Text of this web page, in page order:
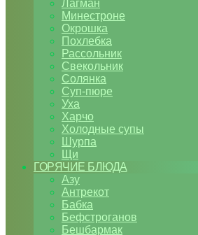
Лагман
Минестроне
Окрошка
Похлебка
Рассольник
Свекольник
Солянка
Суп-пюре
Уха
Харчо
Холодные супы
Шурпа
Щи
ГОРЯЧИЕ БЛЮДА
Азу
Антрекот
Бабка
Бефстроганов
Бешбармак